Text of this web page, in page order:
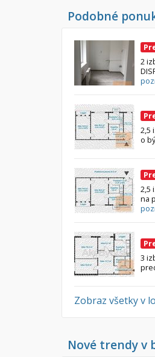
Podobné
2
2,5
o
2,5
na
3
Zobraz všetky v
Nové trendy v